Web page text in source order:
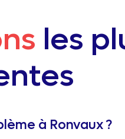
les
à Ronvaux ?